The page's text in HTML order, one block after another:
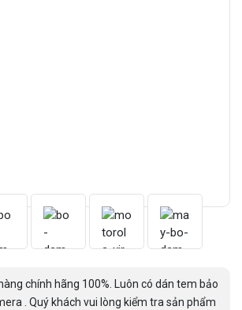
chính hãng 100%. Luôn có dán tem bảo
. Quý khách vui lòng kiểm tra sản phẩm